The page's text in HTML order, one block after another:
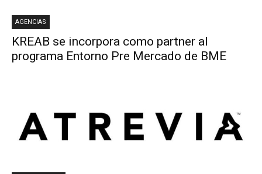
AGENCIAS
KREAB se incorpora como partner al
programa Entorno Pre Mercado de BME